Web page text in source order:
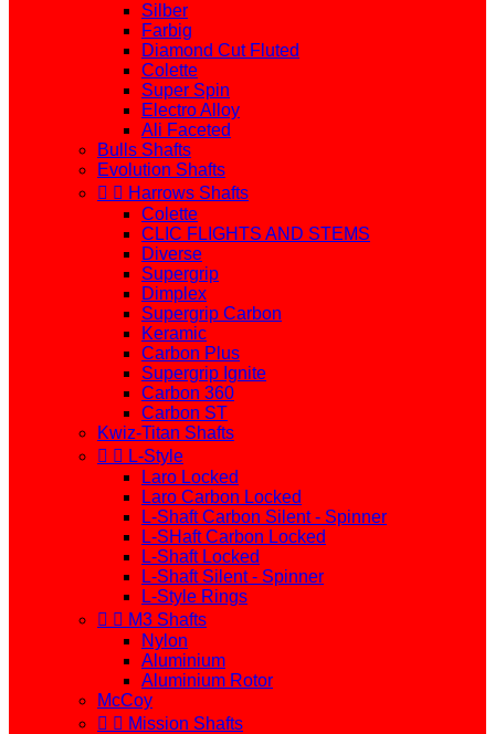
Silber
Farbig
Diamond Cut Fluted
Colette
Super Spin
Electro Alloy
Ali Faceted
Bulls Shafts
Evolution Shafts
  Harrows Shafts
Colette
CLIC FLIGHTS AND STEMS
Diverse
Supergrip
Dimplex
Supergrip Carbon
Keramic
Carbon Plus
Supergrip Ignite
Carbon 360
Carbon ST
Kwiz-Titan Shafts
  L-Style
Laro Locked
Laro Carbon Locked
L-Shaft Carbon Silent - Spinner
L-SHaft Carbon Locked
L-Shaft Locked
L-Shaft Silent - Spinner
L-Style Rings
  M3 Shafts
Nylon
Aluminium
Aluminium Rotor
McCoy
  Mission Shafts